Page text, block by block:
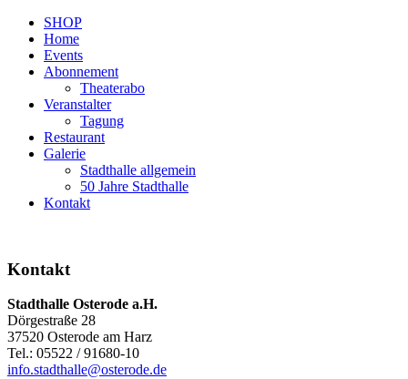
SHOP
Home
Events
Abonnement
Theaterabo
Veranstalter
Tagung
Restaurant
Galerie
Stadthalle allgemein
50 Jahre Stadthalle
Kontakt
Kontakt
Stadthalle Osterode a.H.
Dörgestraße 28
37520 Osterode am Harz
Tel.: 05522 / 91680-10
info.stadthalle@osterode.de